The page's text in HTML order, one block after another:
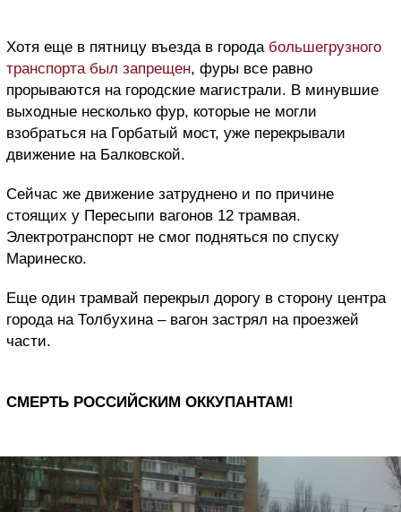
Хотя еще в пятницу въезда в города большегрузного
транспорта был запрещен, фуры все равно
прорываются на городские магистрали. В минувшие
выходные несколько фур, которые не могли
взобраться на Горбатый мост, уже перекрывали
движение на Балковской.
Сейчас же движение затруднено и по причине
стоящих у Пересыпи вагонов 12 трамвая.
Электротранспорт не смог подняться по спуску
Маринеско.
Еще один трамвай перекрыл дорогу в сторону центра
города на Толбухина – вагон застрял на проезжей
части.
СМЕРТЬ РОССИЙСКИМ ОККУПАНТАМ!